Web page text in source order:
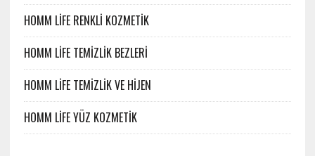
HOMM LİFE RENKLİ KOZMETİK
HOMM LİFE TEMİZLİK BEZLERİ
HOMM LİFE TEMİZLİK VE HİJEN
HOMM LİFE YÜZ KOZMETİK